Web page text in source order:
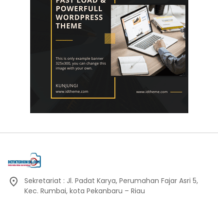
Sekretariat : Jl. Padat Karya, Perumahan Fajar Asri 5,
Kec. Rumbai, kota Pekanbaru – Riau